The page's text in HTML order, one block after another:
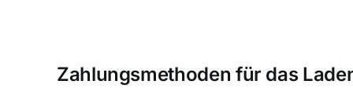
Zahlungsmethoden für das